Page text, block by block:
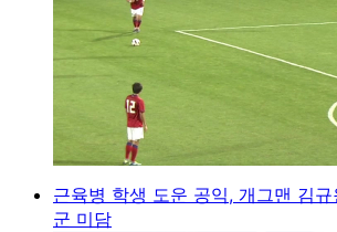
근육병 학생 도운 공익, 개그맨 김
군 미담